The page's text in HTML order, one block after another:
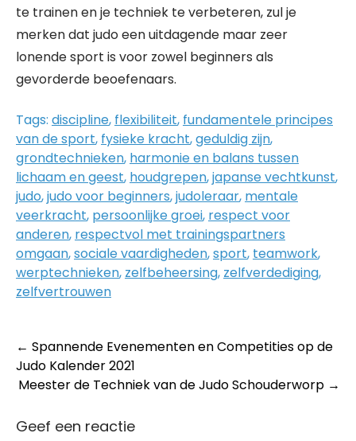
te trainen en je techniek te verbeteren, zul je
merken dat judo een uitdagende maar zeer
lonende sport is voor zowel beginners als
gevorderde beoefenaars.
Tags: discipline, flexibiliteit, fundamentele principes
van de sport, fysieke kracht,geduldig zijn,
grondtechnieken, harmonie en balans tussen
lichaam en geest, houdgrepen,japanse vechtkunst,
judo,judo voor beginners,judoleraar, mentale
veerkracht, persoonlijke groei, respect voor
anderen, respectvol met trainingspartners
omgaan,sociale vaardigheden,sport, teamwork,
werptechnieken, zelfbeheersing, zelfverdediging,
zelfvertrouwen
Post
navigation
← Spannende Evenementen en Competities op de
Judo Kalender 2021
Meester de Techniek van de Judo Schouderworp →
Geef een reactie